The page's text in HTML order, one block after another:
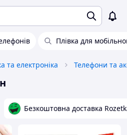
Плівка для
та електроніка Телефони та
Безкоштовна доставка